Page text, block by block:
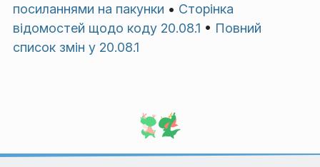
посиланнями на пакунки • Сторінка
відомостей щодо коду 20.08.1 • Повний
список змін у 20.08.1